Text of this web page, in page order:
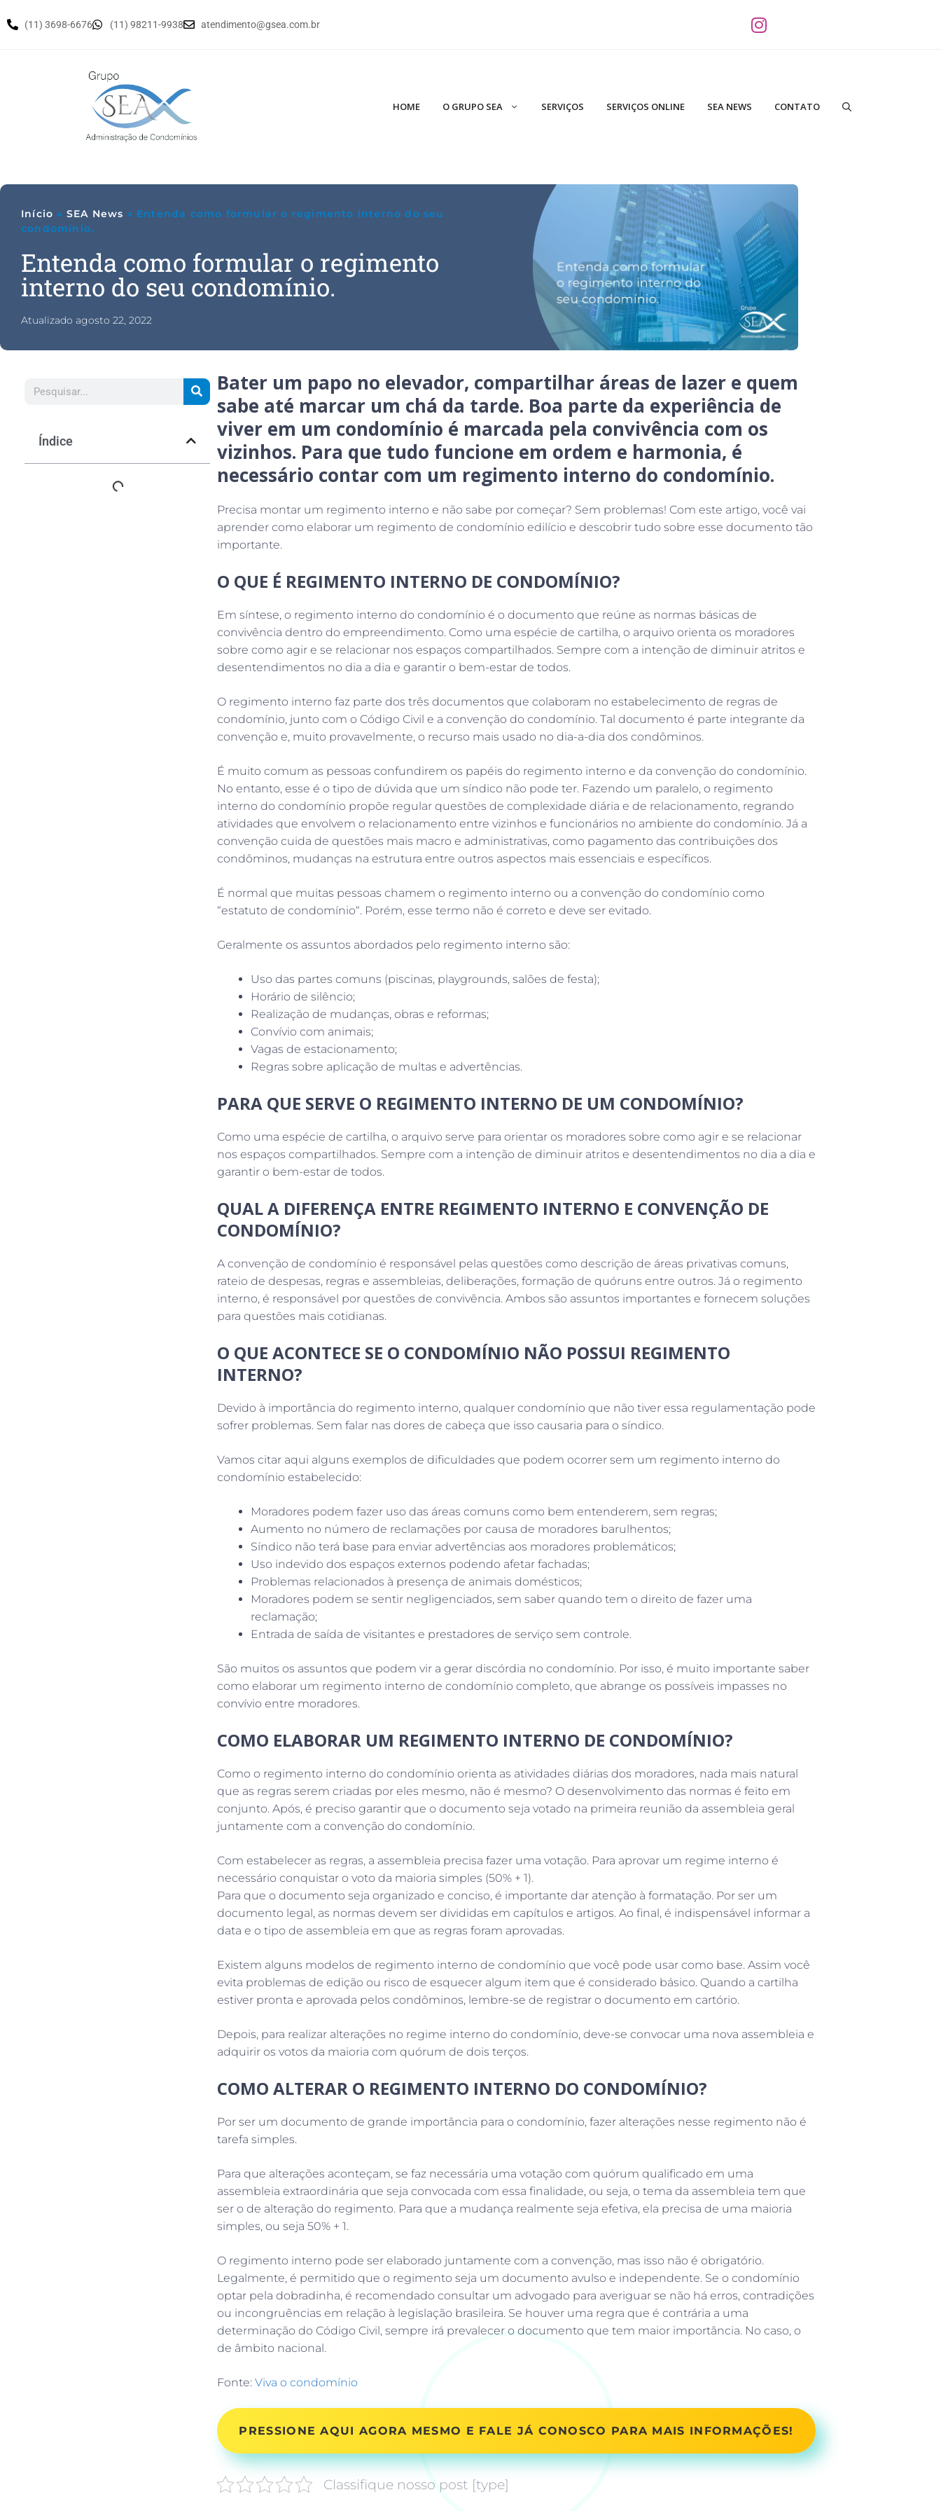
(11) 3698-6676 (11) 98211-9938 atendimento@gsea.com.br
HOME O GRUPO SEA SERVIÇOS SERVIÇOS ONLINE SEA NEWS CONTATO
Início » SEA News » Entenda como formular o regimento interno do seu
condomínio.
Entenda como formular o regimento
interno do seu condomínio.
Atualizado agosto 22, 2022
Índice
Bater um papo no elevador, compartilhar áreas de lazer e quem
sabe até marcar um chá da tarde. Boa parte da experiência de
viver em um condomínio é marcada pela convivência com os
vizinhos. Para que tudo funcione em ordem e harmonia, é
necessário contar com um regimento interno do condomínio.
Precisa montar um regimento interno e não sabe por começar? Sem problemas! Com este artigo, você vai
aprender como elaborar um regimento de condomínio edilício e descobrir tudo sobre esse documento tão
importante.
O QUE É REGIMENTO INTERNO DE CONDOMÍNIO?
Em síntese, o regimento interno do condomínio é o documento que reúne as normas básicas de
convivência dentro do empreendimento. Como uma espécie de cartilha, o arquivo orienta os moradores
sobre como agir e se relacionar nos espaços compartilhados. Sempre com a intenção de diminuir atritos e
desentendimentos no dia a dia e garantir o bem-estar de todos.
O regimento interno faz parte dos três documentos que colaboram no estabelecimento de regras de
condomínio, junto com o Código Civil e a convenção do condomínio. Tal documento é parte integrante da
convenção e, muito provavelmente, o recurso mais usado no dia-a-dia dos condôminos.
É muito comum as pessoas confundirem os papéis do regimento interno e da convenção do condomínio.
No entanto, esse é o tipo de dúvida que um síndico não pode ter. Fazendo um paralelo, o regimento
interno do condomínio propõe regular questões de complexidade diária e de relacionamento, regrando
atividades que envolvem o relacionamento entre vizinhos e funcionários no ambiente do condomínio. Já a
convenção cuida de questões mais macro e administrativas, como pagamento das contribuições dos
condôminos, mudanças na estrutura entre outros aspectos mais essenciais e específicos.
É normal que muitas pessoas chamem o regimento interno ou a convenção do condomínio como
“estatuto de condomínio“. Porém, esse termo não é correto e deve ser evitado.
Geralmente os assuntos abordados pelo regimento interno são:
Uso das partes comuns (piscinas, playgrounds, salões de festa);
Horário de silêncio;
Realização de mudanças, obras e reformas;
Convívio com animais;
Vagas de estacionamento;
Regras sobre aplicação de multas e advertências.
PARA QUE SERVE O REGIMENTO INTERNO DE UM CONDOMÍNIO?
Como uma espécie de cartilha, o arquivo serve para orientar os moradores sobre como agir e se relacionar
nos espaços compartilhados. Sempre com a intenção de diminuir atritos e desentendimentos no dia a dia e
garantir o bem-estar de todos.
QUAL A DIFERENÇA ENTRE REGIMENTO INTERNO E CONVENÇÃO DE
CONDOMÍNIO?
A convenção de condomínio é responsável pelas questões como descrição de áreas privativas comuns,
rateio de despesas, regras e assembleias, deliberações, formação de quóruns entre outros. Já o regimento
interno, é responsável por questões de convivência. Ambos são assuntos importantes e fornecem soluções
para questões mais cotidianas.
O QUE ACONTECE SE O CONDOMÍNIO NÃO POSSUI REGIMENTO
INTERNO?
Devido à importância do regimento interno, qualquer condomínio que não tiver essa regulamentação pode
sofrer problemas. Sem falar nas dores de cabeça que isso causaria para o síndico.
Vamos citar aqui alguns exemplos de dificuldades que podem ocorrer sem um regimento interno do
condomínio estabelecido:
Moradores podem fazer uso das áreas comuns como bem entenderem, sem regras;
Aumento no número de reclamações por causa de moradores barulhentos;
Síndico não terá base para enviar advertências aos moradores problemáticos;
Uso indevido dos espaços externos podendo afetar fachadas;
Problemas relacionados à presença de animais domésticos;
Moradores podem se sentir negligenciados, sem saber quando tem o direito de fazer uma
reclamação;
Entrada de saída de visitantes e prestadores de serviço sem controle.
São muitos os assuntos que podem vir a gerar discórdia no condomínio. Por isso, é muito importante saber
como elaborar um regimento interno de condomínio completo, que abrange os possíveis impasses no
convívio entre moradores.
COMO ELABORAR UM REGIMENTO INTERNO DE CONDOMÍNIO?
Como o regimento interno do condomínio orienta as atividades diárias dos moradores, nada mais natural
que as regras serem criadas por eles mesmo, não é mesmo? O desenvolvimento das normas é feito em
conjunto. Após, é preciso garantir que o documento seja votado na primeira reunião da assembleia geral
juntamente com a convenção do condomínio.
Com estabelecer as regras, a assembleia precisa fazer uma votação. Para aprovar um regime interno é
necessário conquistar o voto da maioria simples (50% + 1).
Para que o documento seja organizado e conciso, é importante dar atenção à formatação. Por ser um
documento legal, as normas devem ser divididas em capítulos e artigos. Ao final, é indispensável informar a
data e o tipo de assembleia em que as regras foram aprovadas.
Existem alguns modelos de regimento interno de condomínio que você pode usar como base. Assim você
evita problemas de edição ou risco de esquecer algum item que é considerado básico. Quando a cartilha
estiver pronta e aprovada pelos condôminos, lembre-se de registrar o documento em cartório.
Depois, para realizar alterações no regime interno do condomínio, deve-se convocar uma nova assembleia e
adquirir os votos da maioria com quórum de dois terços.
COMO ALTERAR O REGIMENTO INTERNO DO CONDOMÍNIO?
Por ser um documento de grande importância para o condomínio, fazer alterações nesse regimento não é
tarefa simples.
Para que alterações aconteçam, se faz necessária uma votação com quórum qualificado em uma
assembleia extraordinária que seja convocada com essa finalidade, ou seja, o tema da assembleia tem que
ser o de alteração do regimento. Para que a mudança realmente seja efetiva, ela precisa de uma maioria
simples, ou seja 50% + 1.
O regimento interno pode ser elaborado juntamente com a convenção, mas isso não é obrigatório.
Legalmente, é permitido que o regimento seja um documento avulso e independente. Se o condomínio
optar pela dobradinha, é recomendado consultar um advogado para averiguar se não há erros, contradições
ou incongruências em relação à legislação brasileira. Se houver uma regra que é contrária a uma
determinação do Código Civil, sempre irá prevalecer o documento que tem maior importância. No caso, o
de âmbito nacional.
Fonte: Viva o condomínio
PRESSIONE AQUI AGORA MESMO E FALE JÁ CONOSCO PARA MAIS INFORMAÇÕES!
Classifique nosso post [type]